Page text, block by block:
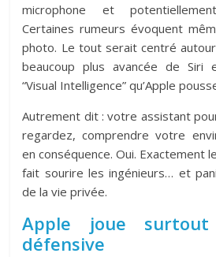
microphone et
Certaines rumeurs évoquent
photo. Le tout serait centré
beaucoup plus avancée de
“Visual Intelligence” qu’Apple
Autrement dit : votre assistant
regardez, comprendre votre
en conséquence. Oui. Exactement
fait sourire les ingénieurs… et
de la vie privée.
Apple joue
défensive